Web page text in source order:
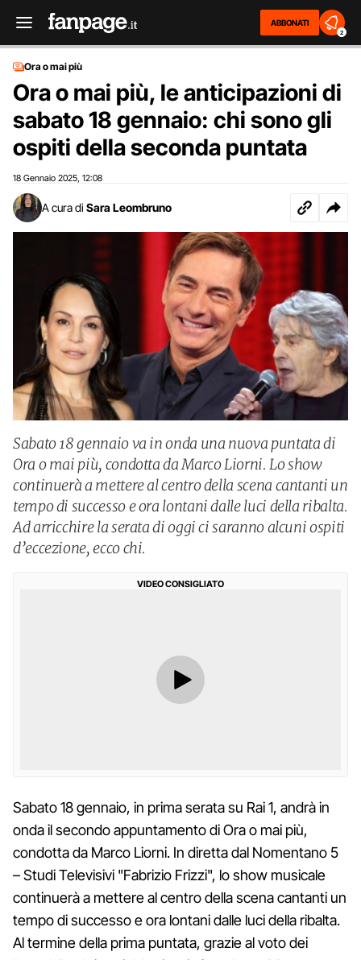
ABBONATI
2
Ora o mai più
Ora o mai più, le anticipazioni di
sabato 18 gennaio: chi sono gli
ospiti della seconda puntata
18 Gennaio 2025 12:08
A cura di Sara Leombruno
Sabato 18 gennaio va in onda una nuova puntata di
Ora o mai più, condotta da Marco Liorni. Lo show
continuerà a mettere al centro della scena cantanti un
tempo di successo e ora lontani dalle luci della ribalta.
Ad arricchire la serata di oggi ci saranno alcuni ospiti
d’eccezione, ecco chi.
VIDEO CONSIGLIATO
Sabato 18 gennaio, in prima serata su Rai 1, andrà in
onda il secondo appuntamento di Ora o mai più,
condotta da Marco Liorni. In diretta dal Nomentano 5
– Studi Televisivi "Fabrizio Frizzi", lo show musicale
continuerà a mettere al centro della scena cantanti un
tempo di successo e ora lontani dalle luci della ribalta.
Al termine della prima puntata, grazie al voto dei